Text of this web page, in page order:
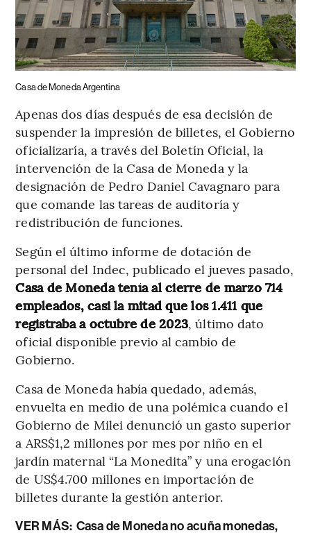
Casa de Moneda Argentina
Apenas dos días después de esa decisión de
suspender la impresión de billetes, el Gobierno
oficializaría, a través del Boletín Oficial, la
intervención de la Casa de Moneda y la
designación de Pedro Daniel Cavagnaro para
que comande las tareas de auditoría y
redistribución de funciones.
Según el último informe de dotación de
personal del Indec, publicado el jueves pasado,
Casa de Moneda tenía al cierre de marzo 714
empleados, casi la mitad que los 1.411 que
registraba a octubre de 2023, último dato
oficial disponible previo al cambio de
Gobierno.
Casa de Moneda había quedado, además,
envuelta en medio de una polémica cuando el
Gobierno de Milei denunció un gasto superior
a ARS$1,2 millones por mes por niño en el
jardín maternal “La Monedita” y una erogación
de US$4.700 millones en importación de
billetes durante la gestión anterior.
VER MÁS: Casa de Moneda no acuña monedas,